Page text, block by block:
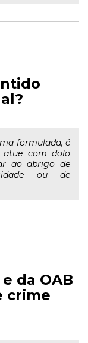
formulada, é
atue com dolo
ao abrigo de
ou de
da OAB
crime